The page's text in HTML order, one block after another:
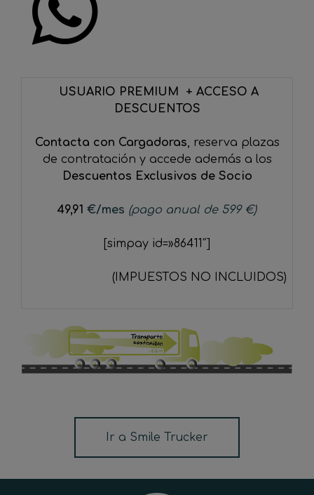
USUARIO PREMIUM + ACCESO A
DESCUENTOS
Contacta con Cargadoras, reserva plazas
de contratación y accede además a los
Descuentos Exclusivos de Socio
49,91 €/mes (pago anual de 599 €)
[simpay id=»86411″]
(IMPUESTOS NO INCLUIDOS)
Ir a Smile Trucker